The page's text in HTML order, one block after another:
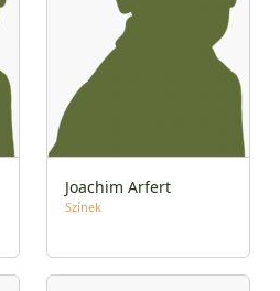
Joachim Arfert
Színek